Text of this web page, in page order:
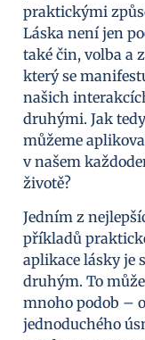
praktickými
Láska není jen
také čin, volba a
který se
našich
druhými. Jak tedy
můžeme
v našem
životě?
Jedním z
příkladů
aplikace lásky je
druhým. To
mnoho podob –
jednoduchého